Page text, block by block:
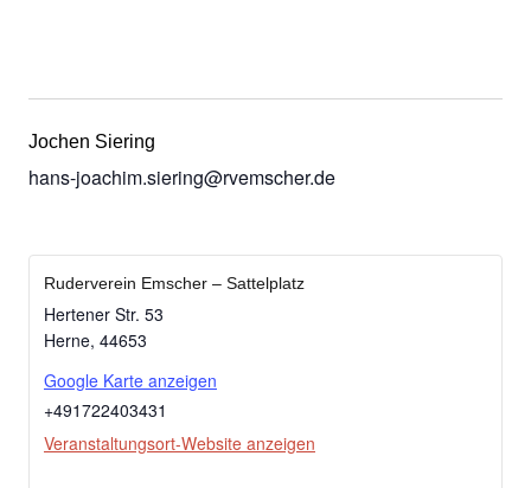
Jochen Siering
hans-joachim.siering@rvemscher.de
Ruderverein Emscher – Sattelplatz
Hertener Str. 53
Herne, 44653
Google Karte anzeigen
+491722403431
Veranstaltungsort-Website anzeigen